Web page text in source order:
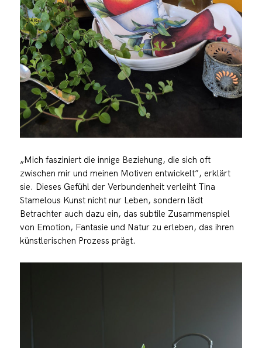
„Mich fasziniert die innige Beziehung, die sich oft
zwischen mir und meinen Motiven entwickelt”, erklärt
sie. Dieses Gefühl der Verbundenheit verleiht Tina
Stamelous Kunst nicht nur Leben, sondern lädt
Betrachter auch dazu ein, das subtile Zusammenspiel
von Emotion, Fantasie und Natur zu erleben, das ihren
künstlerischen Prozess prägt.